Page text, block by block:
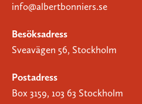
info@albertbonniers.se
Besöksadress
Sveavägen 56, Stockholm
Postadress
Box 3159, 103 63 Stockholm